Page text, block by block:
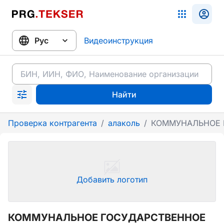
Видеоинструкция
Найти
Проверка контрагента / алаколь / КОММУНАЛЬНОЕ
Добавить логотип
КОММУНАЛЬНОЕ ГОСУДАРСТВЕННОЕ